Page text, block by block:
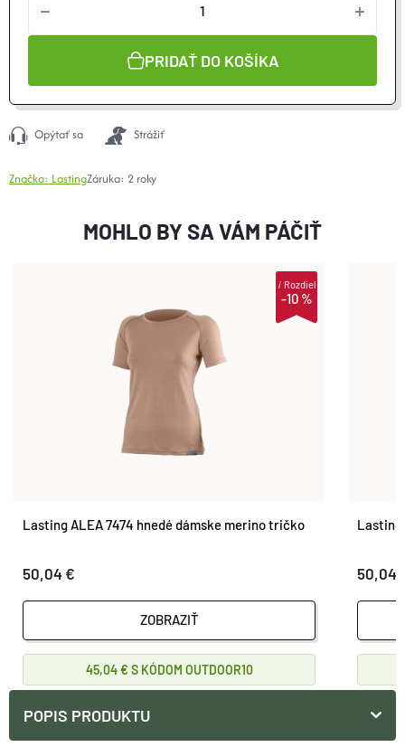
PRIDAŤ DO KOŠÍKA
Opýtať sa Strážiť
Značka: LastingZáruka: 2 roky
MOHLO BY SA VÁM PÁČIŤ
-10 %
iRozdiel
Lasting ALEA 7474 hnedé dámske merino tričko
50,04 €
ZOBRAZIŤ
45,04 € OUTDOOR10
Lasting
50,04
POPIS PRODUKTU